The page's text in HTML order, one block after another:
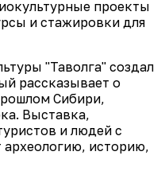
проекты
и стажировки для
"Таволга" создал
рассказывает о
Сибири,
Выставка,
и людей с
историю,